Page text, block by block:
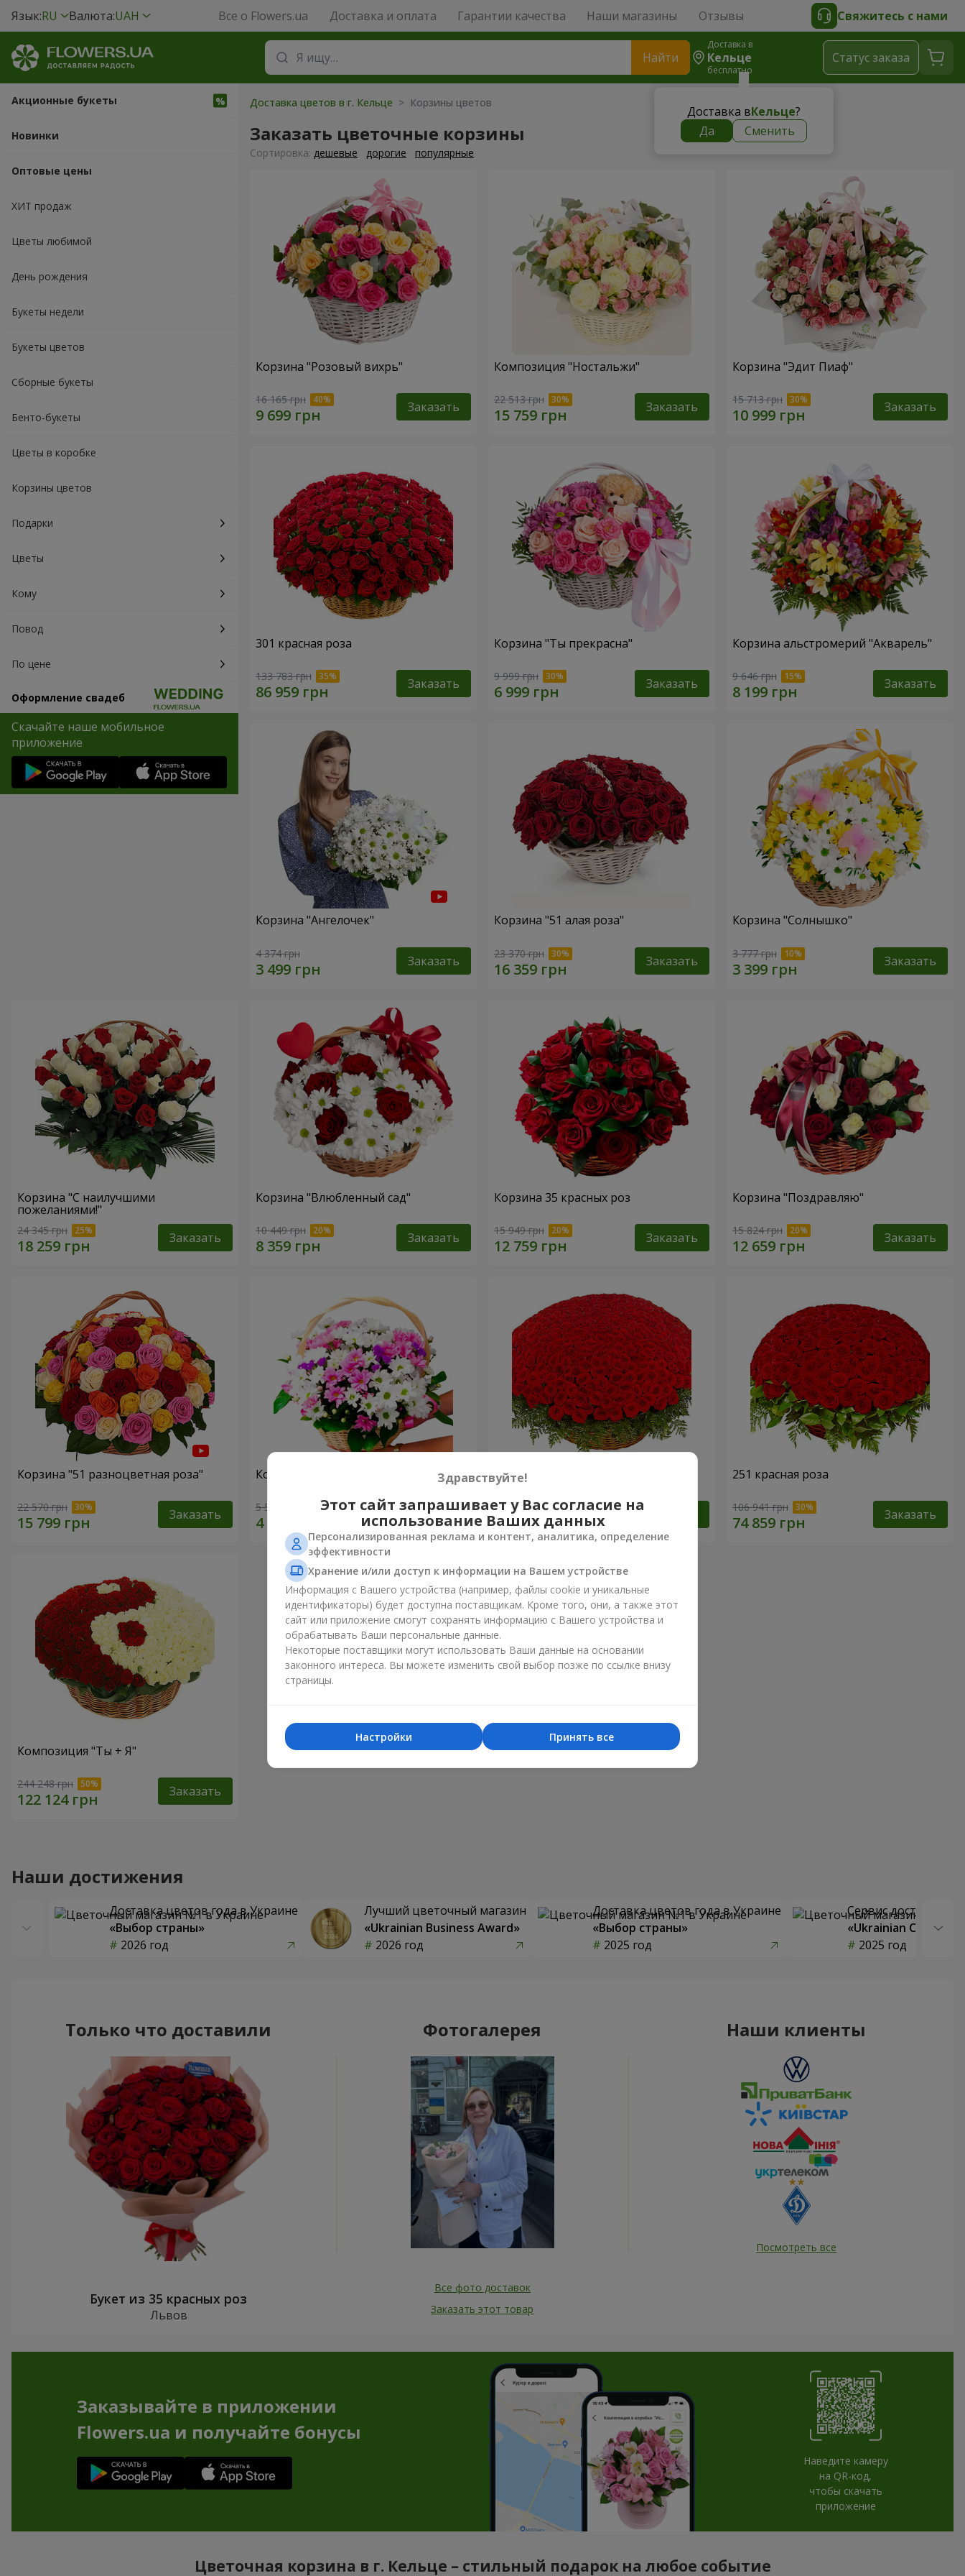
Язык:RU Валюта:UAH Все о Flowers.ua Доставка и оплата Гарантии качества Наши магазины Отзывы Свяжитесь с нами
Найти
Доставка в
Кельце
бесплатно
Доставка вКельце?
Да
Сменить
Cтатус заказа
Акционные букеты
Новинки
Оптовые цены
ХИТ продаж
Цветы любимой
День рождения
Букеты недели
Букеты цветов
Сборные букеты
Бенто-букеты
Цветы в коробке
Корзины цветов
Подарки
Цветы
Кому
Повод
По цене
Оформление свадеб
Скачайте наше мобильное
приложение
Доставка цветов в г. Кельце > Корзины цветов
Заказать цветочные корзины
Cортировка: дешевые дорогие популярные
Корзина "Розовый вихрь"
16 165 грн Заказать
Композиция "Ностальжи"
22 513 грн Заказать
Корзина "Эдит Пиаф"
15 713 грн Заказать
301 красная роза
133 783 грн Заказать
Корзина "Ты прекрасна"
9 999 грн Заказать
Корзина альстромерий "Акварель"
9 646 грн Заказать
Корзина "Ангелочек"
4 374 грн Заказать
Корзина "51 алая роза"
23 370 грн Заказать
Корзина "Солнышко"
3 777 грн Заказать
Корзина "С наилучшими
пожеланиями!"
24 345 грн Заказать
Корзина "Влюбленный сад"
10 449 грн Заказать
Корзина 35 красных роз
15 949 грн Заказать
Корзина "Поздравляю"
15 824 грн Заказать
Корзина "51 разноцветная роза"
22 570 грн Заказать
Корзина хризантем "Яркая поляна"
5 528 грн Заказать
501 красная роза
265 015 грн
251 красная роза
106 941 грн Заказать
Композиция "Ты + Я"
244 248 грн Заказать
Наши достижения
Доставка цветов года в Украине
«Выбор страны»
2026 год
Лучший цветочный магазин
«Ukrainian Business Award»
2026 год
Доставка цветов года в Украине
«Выбор страны»
2025 год
Сервис доставки
«Ukrainian Choice»
2025 год
Только что доставили
Букет из 35 красных роз
Львов
Фотогалерея
Все фото доставок
Заказать этот товар
Наши клиенты
Посмотреть все
Заказывайте в приложении
Flowers.ua и получайте бонусы
Наведите камеру
на QR-код,
чтобы скачать
приложение
Цветочная корзина в г. Кельце – стильный подарок на любое событие
Здравствуйте!
Этот сайт запрашивает у Вас согласие на
использование Ваших данных
Персонализированная реклама и контент, аналитика, определение
эффективности
Хранение и/или доступ к информации на Вашем устройстве
Информация с Вашего устройства (например, файлы cookie и уникальные
идентификаторы) будет доступна поставщикам. Кроме того, они, а также этот
сайт или приложение смогут сохранять информацию с Вашего устройства и
обрабатывать Ваши персональные данные.
Некоторые поставщики могут использовать Ваши данные на основании
законного интереса. Вы можете изменить свой выбор позже по ссылке внизу
страницы.
Принять все
Настройки